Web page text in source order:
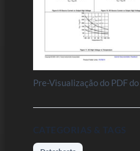
Pre-Visualização do PDF
CATEGORIAS & TAGS